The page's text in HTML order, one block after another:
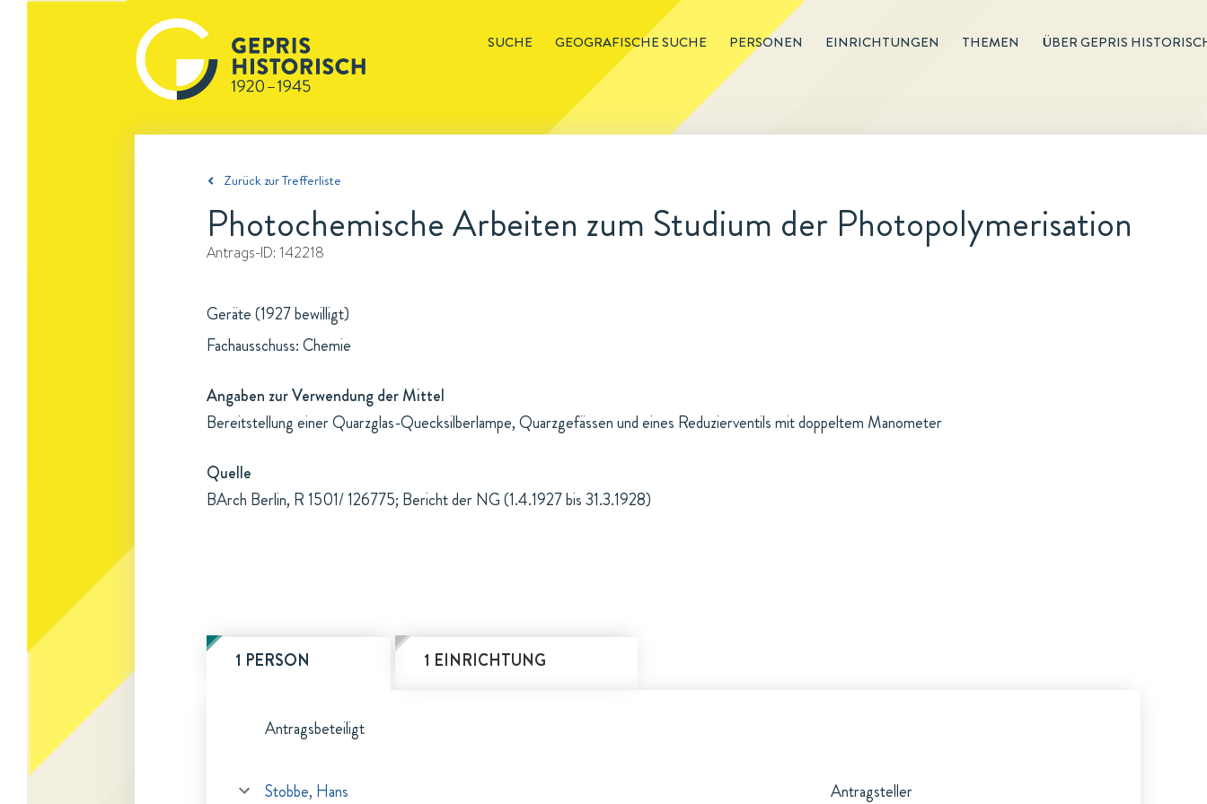
SUCHE GEOGRAFISCHE SUCHE PERSONEN EINRICHTUNGEN THEMEN ÜBER GEPRIS
Zurück zur Trefferliste
Photochemische Arbeiten zum Studium der Photopolymerisation
Antrags-ID: 142218
Geräte (1927 bewilligt)
Fachausschuss: Chemie
Angaben zur Verwendung der Mittel
Bereitstellung einer Quarzglas-Quecksilberlampe, Quarzgefässen und eines Reduzierventils mit doppeltem Manometer
Quelle
BArch Berlin, R 1501/ 126775; Bericht der NG (1.4.1927 bis 31.3.1928)
1 PERSON 1 EINRICHTUNG
Antragsbeteiligt
Stobbe, Hans Antragsteller